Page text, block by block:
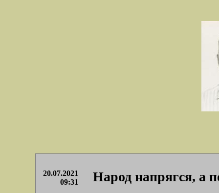
20.07.2021
09:31
Народ напрягся, а